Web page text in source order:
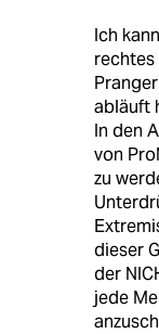
Ich
rechtes
abläuft
In den
von
zu
dieser
der
jede